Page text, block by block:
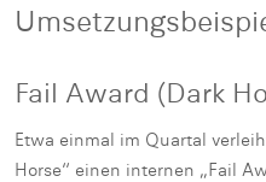
Fail Award (Dark
Etwa einmal im Quartal
Horse“ einen internen „Fail